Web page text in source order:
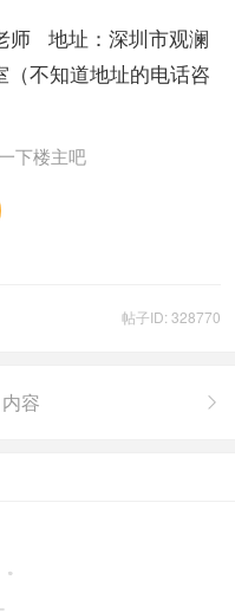
地址：深圳市观澜
（不知道地址的电话咨
下楼主吧
帖子ID: 328770

内容